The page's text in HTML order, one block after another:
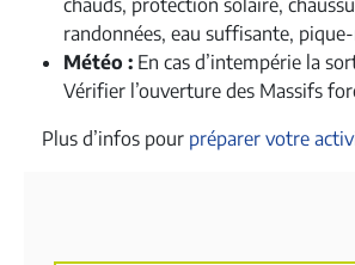
randonnées, eau suffisante,
Météo : En cas d’intempérie la
Vérifier l’ouverture des Massifs
Plus d’infos pour préparer votre